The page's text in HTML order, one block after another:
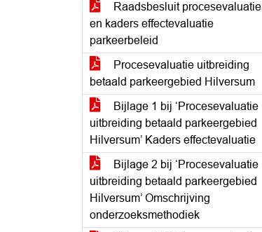
Raadsbesluit procesevaluatie
en kaders effectevaluatie
parkeerbeleid
Procesevaluatie uitbreiding
betaald parkeergebied Hilversum
Bijlage 1 bij ‘Procesevaluatie
uitbreiding betaald parkeergebied
Hilversum’ Kaders effectevaluatie
Bijlage 2 bij ‘Procesevaluatie
uitbreiding betaald parkeergebied
Hilversum’ Omschrijving
onderzoeksmethodiek